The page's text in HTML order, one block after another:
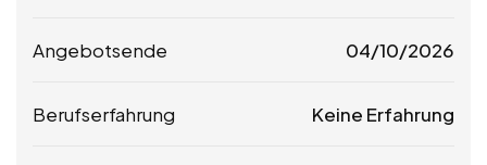
Angebotsende 04/10/2026
Berufserfahrung Keine Erfahrung